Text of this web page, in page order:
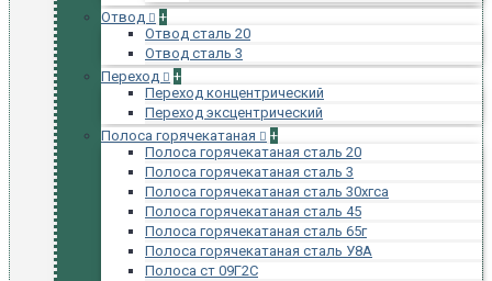
Отвод
+
Отвод сталь 20
Отвод сталь 3
Переход
+
Переход концентрический
Переход эксцентрический
Полоса горячекатаная
+
Полоса горячекатаная сталь 20
Полоса горячекатаная сталь 3
Полоса горячекатаная сталь 30хгса
Полоса горячекатаная сталь 45
Полоса горячекатаная сталь 65г
Полоса горячекатаная сталь У8А
Полоса ст 09Г2С